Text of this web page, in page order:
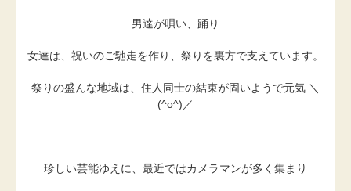
男達が唄い、踊り
女達は、祝いのご馳走を作り、祭りを裏方で支えています。
祭りの盛んな地域は、住人同士の結束が固いようで元気 ＼
(^o^)／
珍しい芸能ゆえに、最近ではカメラマンが多く集まり